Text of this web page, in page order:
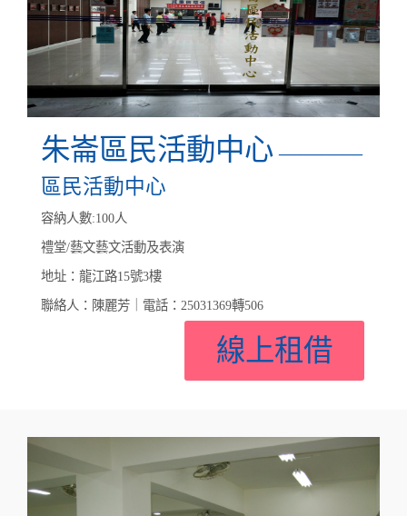
朱崙區民活動中心 ————
區民活動中心
容納人數:100人
禮堂/藝文藝文活動及表演
地址：龍江路15號3樓
聯絡人：陳麗芳｜電話：25031369轉506
線上租借